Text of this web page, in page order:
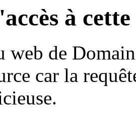
à
web de
car la